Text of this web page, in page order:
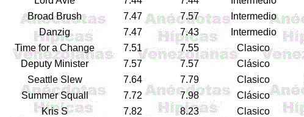
Broad Brush
7.47 7.57 Intermedio
Danzig
7.47 7.43 Intermedio
Time for a Change
7.51 7.55 Clasico
Deputy Minister
7.57 7.57 Clásico
Seattle Slew
7.64 7.79 Clasico
Summer Squall
7.72 7.98 Clásico
Kris S
7.82 8.23 Clasico